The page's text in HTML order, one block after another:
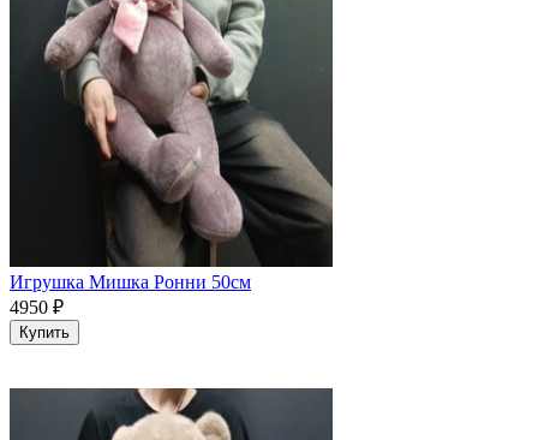
Игрушка Мишка Ронни 50см
4950 ₽
Купить